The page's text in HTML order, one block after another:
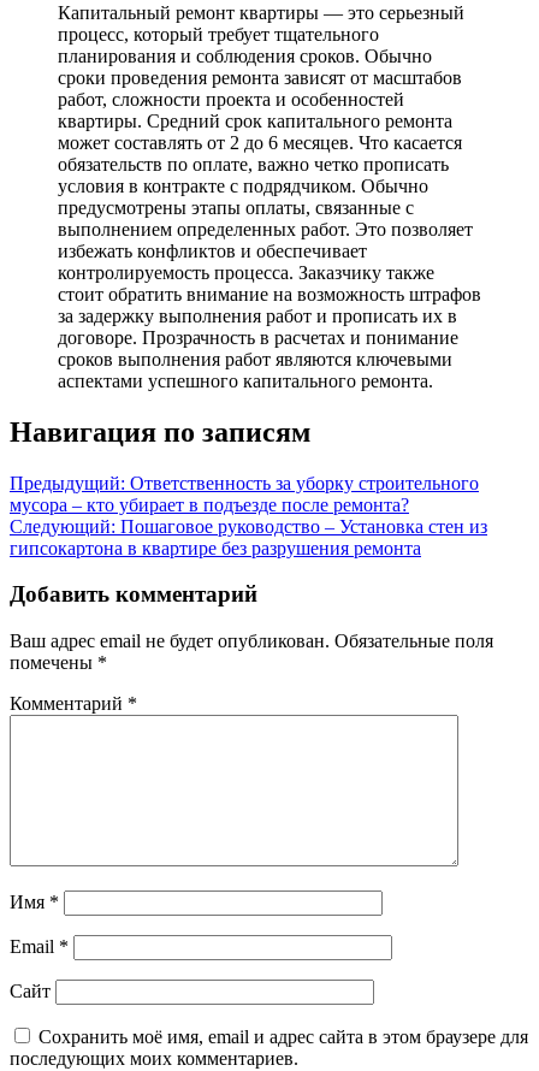
Капитальный ремонт квартиры — это серьезный
процесс, который требует тщательного
планирования и соблюдения сроков. Обычно
сроки проведения ремонта зависят от масштабов
работ, сложности проекта и особенностей
квартиры. Средний срок капитального ремонта
может составлять от 2 до 6 месяцев. Что касается
обязательств по оплате, важно четко прописать
условия в контракте с подрядчиком. Обычно
предусмотрены этапы оплаты, связанные с
выполнением определенных работ. Это позволяет
избежать конфликтов и обеспечивает
контролируемость процесса. Заказчику также
стоит обратить внимание на возможность штрафов
за задержку выполнения работ и прописать их в
договоре. Прозрачность в расчетах и понимание
сроков выполнения работ являются ключевыми
аспектами успешного капитального ремонта.
Навигация по записям
Предыдущий: Ответственность за уборку строительного
мусора – кто убирает в подъезде после ремонта?
Следующий: Пошаговое руководство – Установка стен из
гипсокартона в квартире без разрушения ремонта
Добавить комментарий
Ваш адрес email не будет опубликован. Обязательные поля
помечены *
Комментарий *
Имя *
Email *
Сайт
Сохранить моё имя, email и адрес сайта в этом браузере для
последующих моих комментариев.